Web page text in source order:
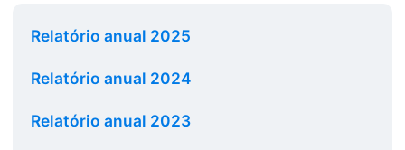
Relatório anual 2025
Relatório anual 2024
Relatório anual 2023